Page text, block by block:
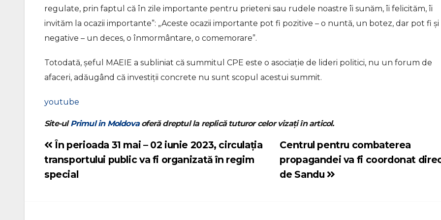
regulate, prin faptul că în zile importante pentru prieteni sau rudele noastre îi sunăm, îi felicităm, îi
invităm la ocazii importante”: „Aceste ocazii importante pot fi pozitive – o nuntă, un botez, dar pot fi și
negative – un deces, o înmormântare, o comemorare”.
Totodată, șeful MAEIE a subliniat că summitul CPE este o asociație de lideri politici, nu un forum de
afaceri, adăugând că investiții concrete nu sunt scopul acestui summit.
youtube
Site-ulPrimul in Moldovaoferă dreptul la replică tuturor celor vizați în articol.
Navigare
în
Centrul pentru combaterea
propagandei va fi coordonat
de Sandu
În perioada 31 mai – 02 iunie 2023, circulația
transportului public va fi organizată în regim
special